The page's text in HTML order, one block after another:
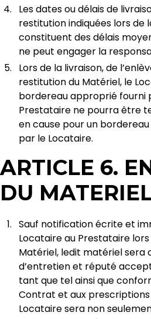
Les dates ou délais de
restitution indiquées lors de
constituent des délais
ne peut engager la
Lors de la livraison, de
restitution du Matériel, le
bordereau approprié fourni
Prestataire ne pourra être
en cause pour un
par le Locataire.
ARTICLE 6.
DU
Sauf notification écrite et
Locataire au Prestataire
Matériel, ledit matériel sera
d’entretien et réputé
tant que tel ainsi que
Contrat et aux prescriptions
Locataire sera non